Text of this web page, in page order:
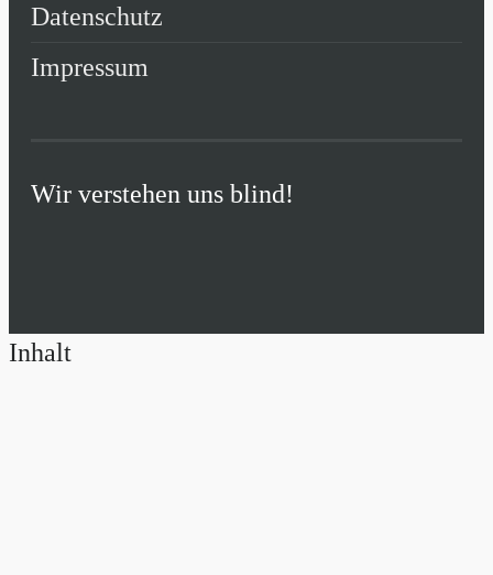
Datenschutz
Impressum
Wir verstehen uns blind!
Inhalt